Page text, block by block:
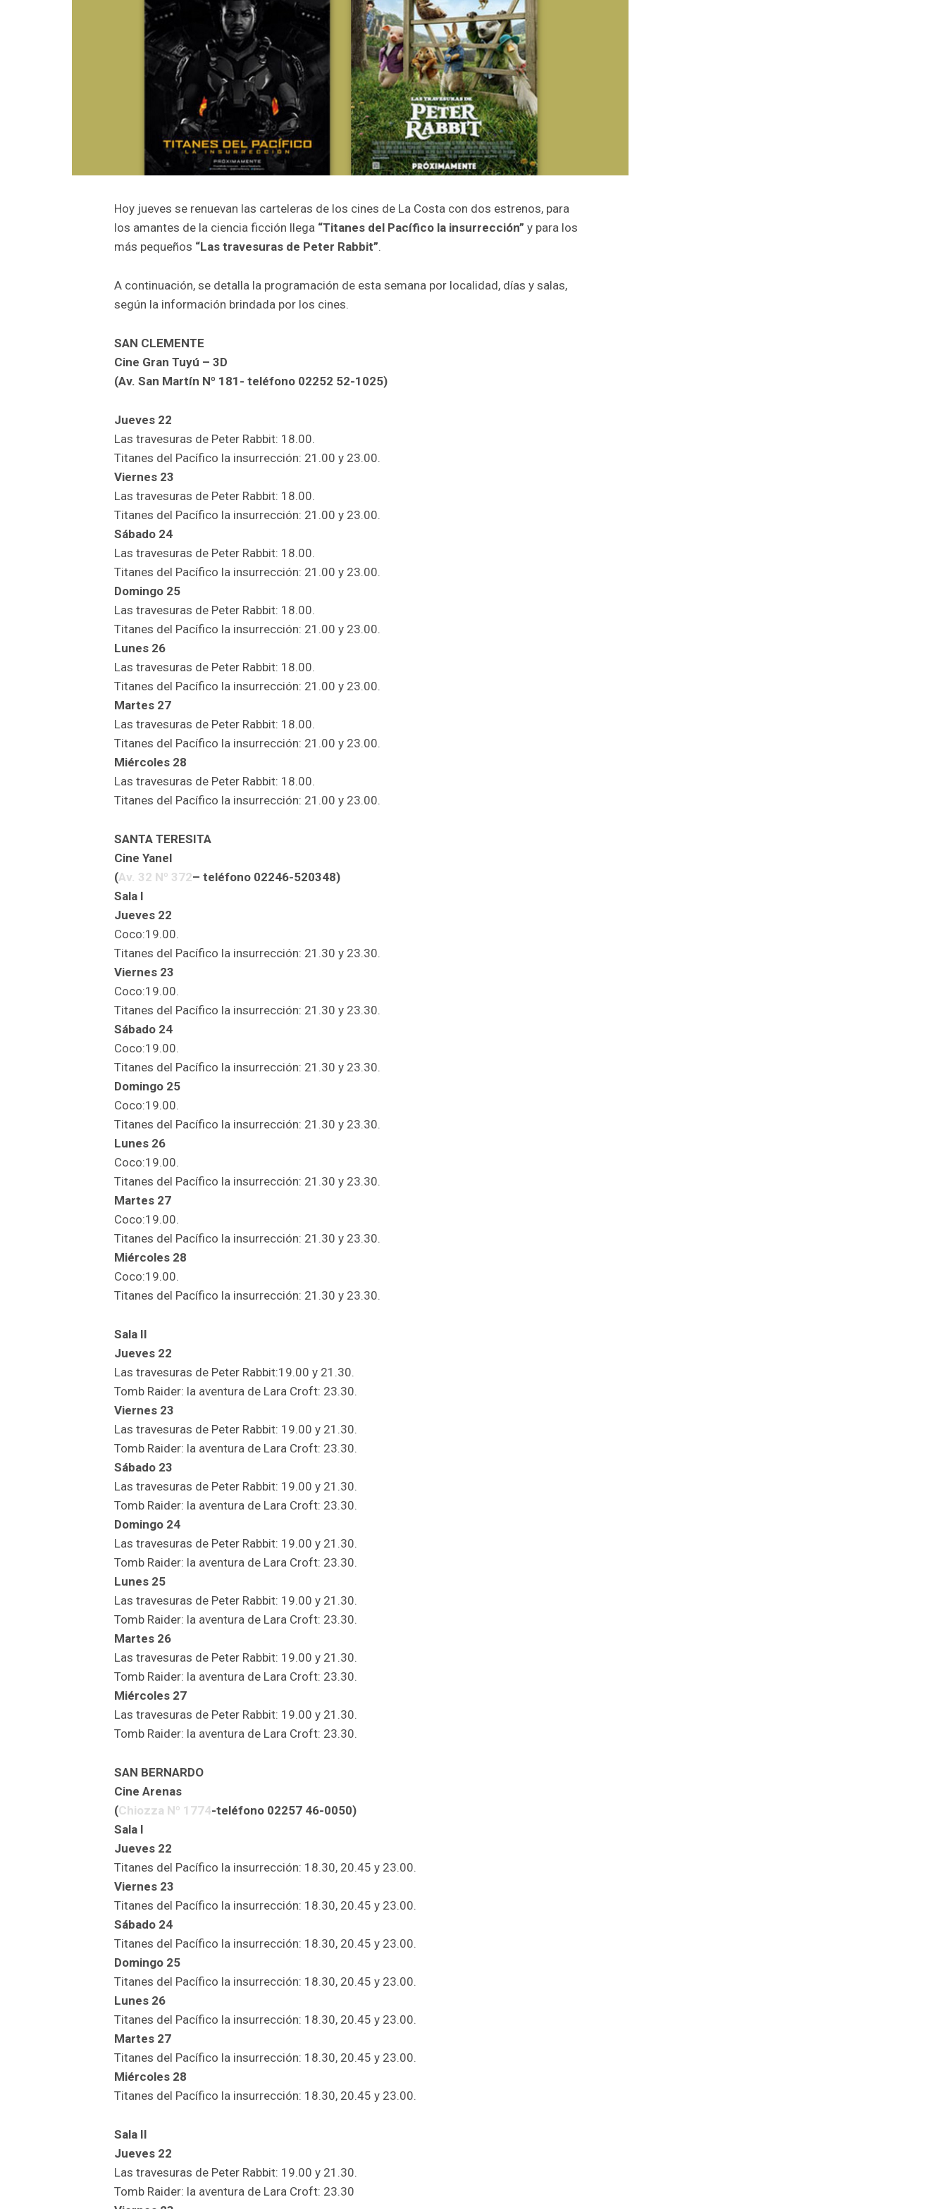
Hoy jueves se renuevan las carteleras de los cines de La Costa con dos estrenos, para
los amantes de la ciencia ficción llega “Titanes del Pacífico la insurrección” y para los
más pequeños “Las travesuras de Peter Rabbit”.
A continuación, se detalla la programación de esta semana por localidad, días y salas,
según la información brindada por los cines.
SAN CLEMENTE
Cine Gran Tuyú – 3D
(Av. San Martín Nº 181- teléfono 02252 52-1025)
Jueves 22
Las travesuras de Peter Rabbit: 18.00.
Titanes del Pacífico la insurrección: 21.00 y 23.00.
Viernes 23
Las travesuras de Peter Rabbit: 18.00.
Titanes del Pacífico la insurrección: 21.00 y 23.00.
Sábado 24
Las travesuras de Peter Rabbit: 18.00.
Titanes del Pacífico la insurrección: 21.00 y 23.00.
Domingo 25
Las travesuras de Peter Rabbit: 18.00.
Titanes del Pacífico la insurrección: 21.00 y 23.00.
Lunes 26
Las travesuras de Peter Rabbit: 18.00.
Titanes del Pacífico la insurrección: 21.00 y 23.00.
Martes 27
Las travesuras de Peter Rabbit: 18.00.
Titanes del Pacífico la insurrección: 21.00 y 23.00.
Miércoles 28
Las travesuras de Peter Rabbit: 18.00.
Titanes del Pacífico la insurrección: 21.00 y 23.00.
SANTA TERESITA
Cine Yanel
(Av. 32 Nº 372– teléfono 02246-520348)
Sala I
Jueves 22
Coco:19.00.
Titanes del Pacífico la insurrección: 21.30 y 23.30.
Viernes 23
Coco:19.00.
Titanes del Pacífico la insurrección: 21.30 y 23.30.
Sábado 24
Coco:19.00.
Titanes del Pacífico la insurrección: 21.30 y 23.30.
Domingo 25
Coco:19.00.
Titanes del Pacífico la insurrección: 21.30 y 23.30.
Lunes 26
Coco:19.00.
Titanes del Pacífico la insurrección: 21.30 y 23.30.
Martes 27
Coco:19.00.
Titanes del Pacífico la insurrección: 21.30 y 23.30.
Miércoles 28
Coco:19.00.
Titanes del Pacífico la insurrección: 21.30 y 23.30.
Sala II
Jueves 22
Las travesuras de Peter Rabbit:19.00 y 21.30.
Tomb Raider: la aventura de Lara Croft: 23.30.
Viernes 23
Las travesuras de Peter Rabbit: 19.00 y 21.30.
Tomb Raider: la aventura de Lara Croft: 23.30.
Sábado 23
Las travesuras de Peter Rabbit: 19.00 y 21.30.
Tomb Raider: la aventura de Lara Croft: 23.30.
Domingo 24
Las travesuras de Peter Rabbit: 19.00 y 21.30.
Tomb Raider: la aventura de Lara Croft: 23.30.
Lunes 25
Las travesuras de Peter Rabbit: 19.00 y 21.30.
Tomb Raider: la aventura de Lara Croft: 23.30.
Martes 26
Las travesuras de Peter Rabbit: 19.00 y 21.30.
Tomb Raider: la aventura de Lara Croft: 23.30.
Miércoles 27
Las travesuras de Peter Rabbit: 19.00 y 21.30.
Tomb Raider: la aventura de Lara Croft: 23.30.
SAN BERNARDO
Cine Arenas
(Chiozza Nº 1774-teléfono 02257 46-0050)
Sala I
Jueves 22
Titanes del Pacífico la insurrección: 18.30, 20.45 y 23.00.
Viernes 23
Titanes del Pacífico la insurrección: 18.30, 20.45 y 23.00.
Sábado 24
Titanes del Pacífico la insurrección: 18.30, 20.45 y 23.00.
Domingo 25
Titanes del Pacífico la insurrección: 18.30, 20.45 y 23.00.
Lunes 26
Titanes del Pacífico la insurrección: 18.30, 20.45 y 23.00.
Martes 27
Titanes del Pacífico la insurrección: 18.30, 20.45 y 23.00.
Miércoles 28
Titanes del Pacífico la insurrección: 18.30, 20.45 y 23.00.
Sala II
Jueves 22
Las travesuras de Peter Rabbit: 19.00 y 21.30.
Tomb Raider: la aventura de Lara Croft: 23.30